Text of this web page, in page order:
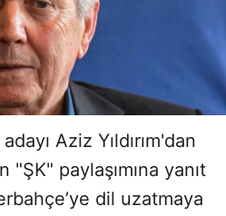
Aziz Yıldırım'dan
"ŞK" paylaşımına yanıt
dil uzatmaya